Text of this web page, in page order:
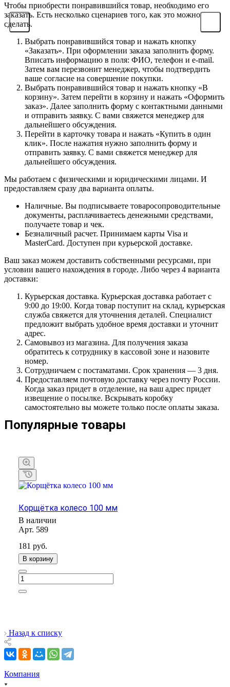
Чтобы приобрести понравившийся товар, необходимо его
заказать. Есть несколько сценариев того, как это можно
сделать.
Выбрать понравившийся товар и нажать кнопку
«Заказать». При оформлении заказа заполнить форму.
Вписать информацию в поля: ФИО, телефон и e-mail.
Затем вам перезвонит менеджер, чтобы подтвердить
ваше согласие на совершение покупки.
Выбрать понравившийся товар и нажать кнопку «В
корзину». Затем перейти в корзину и нажать «Оформить
заказ». Далее заполнить форму с контактными данными
и отправить заявку. С вами свяжется менеджер для
дальнейшего обсуждения.
Перейти в карточку товара и нажать «Купить в один
клик». После нажатия нужно заполнить форму и
отправить заявку. С вами свяжется менеджер для
дальнейшего обсуждения.
Мы работаем с физическими и юридическими лицами. И
предоставляем сразу два варианта оплаты.
Наличные. Вы подписываете товаросопроводительные
документы, расплачиваетесь денежными средствами,
получаете товар и чек.
Безналичный расчет. Принимаем карты Visa и
MasterCard. Доступен при курьерской доставке.
Ваш заказ можем доставить собственными ресурсами, при
условии вашего нахождения в городе. Либо через 4 варианта
доставки:
Курьерская доставка. Курьерская доставка работает с
9:00 до 19:00. Когда товар поступит на склад, курьерская
служба свяжется для уточнения деталей. Специалист
предложит выбрать удобное время доставки и уточнит
адрес.
Самовывоз из магазина. Для получения заказа
обратитесь к сотруднику в кассовой зоне и назовите
номер.
Сотрудничаем с постаматами. Срок хранения — 3 дня.
Предоставляем почтовую доставку через почту России.
Когда заказ придет в отделение, на ваш адрес придет
извещение о посылке. Вскрывать коробку
самостоятельно вы можете только после оплаты заказа.
Популярные товары
Корщётка колесо 100 мм
В наличии
Арт. 589
181 руб.
В корзину
Назад к списку
Компания